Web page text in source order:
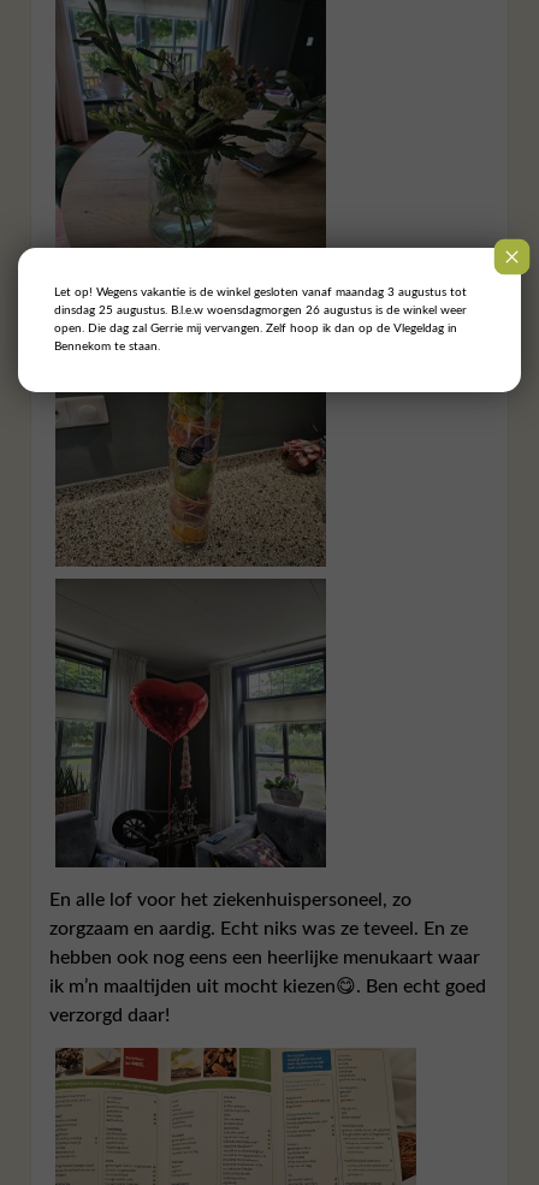
En alle lof voor het ziekenhuispersoneel, zo
zorgzaam en aardig. Echt niks was ze teveel. En ze
hebben ook nog eens een heerlijke menukaart waar
ik m’n maaltijden uit mocht kiezen😋. Ben echt goed
verzorgd daar!
Let op! Wegens vakantie is de winkel gesloten vanaf maandag 3 augustus tot
dinsdag 25 augustus. B.l.e.w woensdagmorgen 26 augustus is de winkel weer
open. Die dag zal Gerrie mij vervangen. Zelf hoop ik dan op de Vlegeldag in
Bennekom te staan.